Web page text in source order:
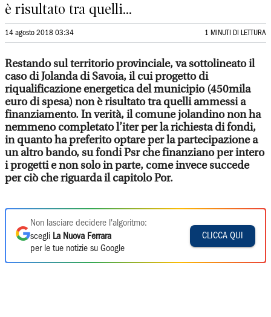
è risultato tra quelli...
14 agosto 2018 03:34 1 MINUTI DI LETTURA
Restando sul territorio provinciale, va sottolineato il
caso di Jolanda di Savoia, il cui progetto di
riqualificazione energetica del municipio (450mila
euro di spesa) non è risultato tra quelli ammessi a
finanziamento. In verità, il comune jolandino non ha
nemmeno completato l’iter per la richiesta di fondi,
in quanto ha preferito optare per la partecipazione a
un altro bando, su fondi Psr che finanziano per intero
i progetti e non solo in parte, come invece succede
per ciò che riguarda il capitolo Por.
Non lasciare decidere l'algoritmo:
scegli La Nuova Ferrara
per le tue notizie su Google
CLICCA QUI